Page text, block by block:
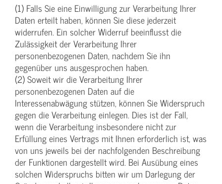
(1) Falls Sie eine Einwilligung zur Verarbeitung Ihrer
Daten erteilt haben, können Sie diese jederzeit
widerrufen. Ein solcher Widerruf beeinflusst die
Zulässigkeit der Verarbeitung Ihrer
personenbezogenen Daten, nachdem Sie ihn
gegenüber uns ausgesprochen haben.
(2) Soweit wir die Verarbeitung Ihrer
personenbezogenen Daten auf die
Interessenabwägung stützen, können Sie Widerspruch
gegen die Verarbeitung einlegen. Dies ist der Fall,
wenn die Verarbeitung insbesondere nicht zur
Erfüllung eines Vertrags mit Ihnen erforderlich ist, was
von uns jeweils bei der nachfolgenden Beschreibung
der Funktionen dargestellt wird. Bei Ausübung eines
solchen Widerspruchs bitten wir um Darlegung der